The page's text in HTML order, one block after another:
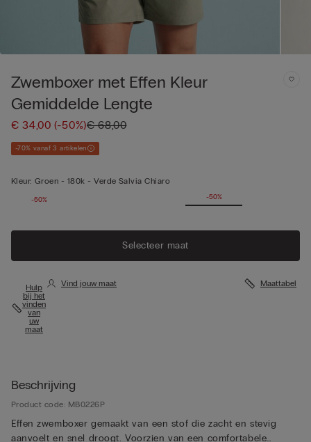
Zwemboxer met Effen Kleur
Gemiddelde Lengte
€ 34,00(-50%)€ 68,00
-70% vanaf 3 artikelen
Kleur: Groen - 180k - Verde Salvia Chiaro
-50%
-50%
Selecteer maat
Hulp
bij het
vinden
van
uw
maat
Vind jouw maat Maattabel
Beschrijving
Product code: MB0226P
Effen zwemboxer gemaakt van een stof die zacht en stevig
aanvoelt en snel droogt. Voorzien van een comfortabele